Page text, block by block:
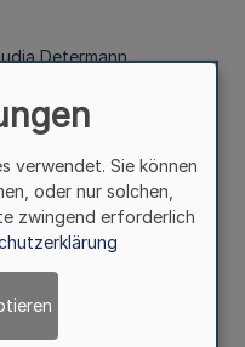
Determann,
Westfalen,
49,
und Soziales
verwendet. Sie können
oder nur solchen,
zwingend erforderlich